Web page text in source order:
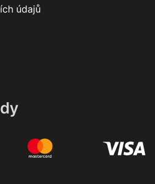
údajů